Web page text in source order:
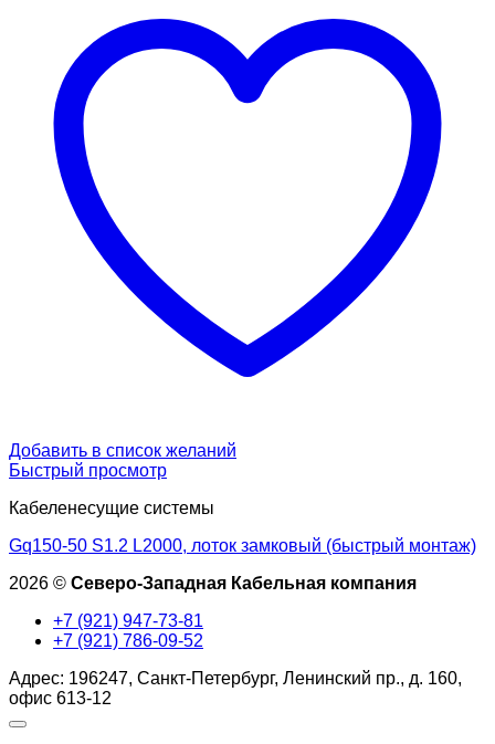
Добавить в список желаний
Быстрый просмотр
Кабеленесущие системы
Gq150-50 S1.2 L2000, лоток замковый (быстрый монтаж)
2026 © Северо-Западная Кабельная компания
+7 (921) 947-73-81
+7 (921) 786-09-52
Адрес: 196247, Санкт-Петербург, Ленинский пр., д. 160,
офис 613-12